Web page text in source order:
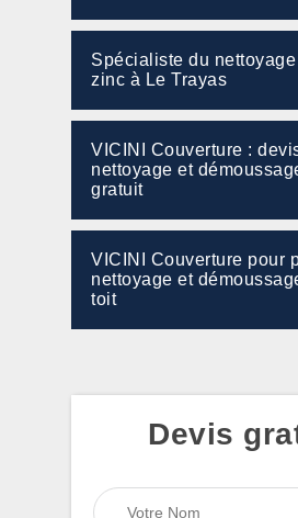
Spécialiste du
zinc à Le Trayas
VICINI Couverture :
nettoyage et
gratuit
VICINI Couverture pour
nettoyage et
toit
Devis